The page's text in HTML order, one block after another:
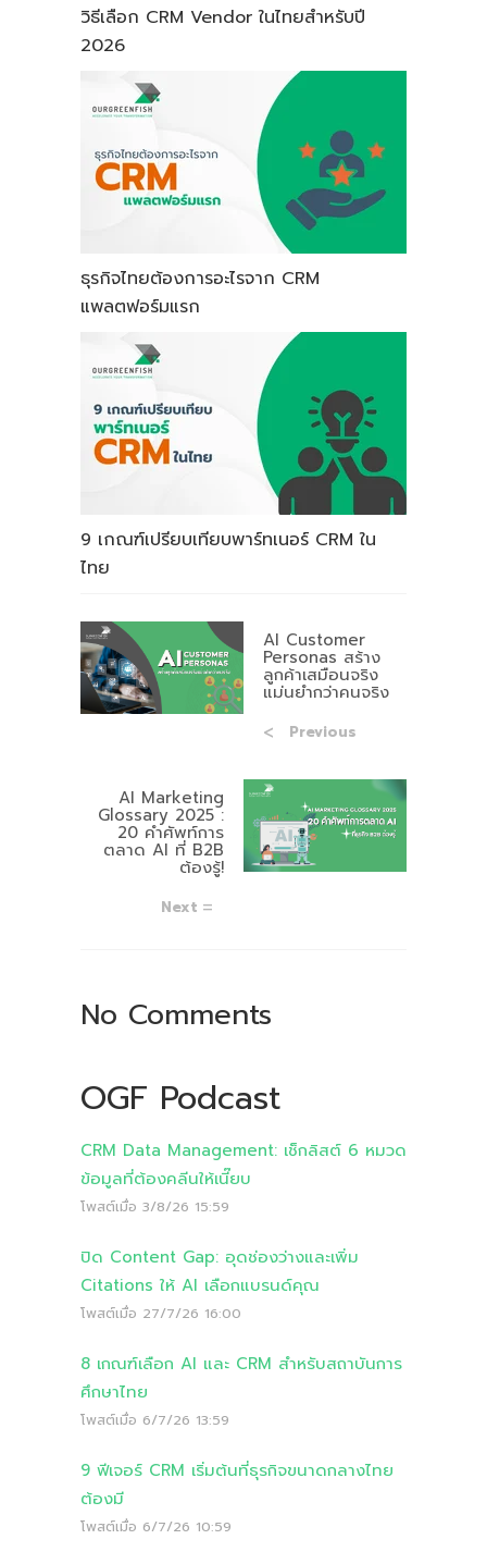
วิธีเลือก CRM Vendor ในไทยสำหรับปี
2026
ธุรกิจไทยต้องการอะไรจาก CRM
แพลตฟอร์มแรก
9 เกณฑ์เปรียบเทียบพาร์ทเนอร์ CRM ใน
ไทย
AI Customer
Personas สร้าง
ลูกค้าเสมือนจริง
แม่นยำกว่าคนจริง
Previous
AI Marketing
Glossary 2025 :
20 คำศัพท์การ
ตลาด AI ที่ B2B
ต้องรู้!
Next
No Comments
OGF Podcast
CRM Data Management: เช็กลิสต์ 6 หมวด
ข้อมูลที่ต้องคลีนให้เนี๊ยบ
โพสต์เมื่อ 3/8/26 15:59
ปิด Content Gap: อุดช่องว่างและเพิ่ม
Citations ให้ AI เลือกแบรนด์คุณ
โพสต์เมื่อ 27/7/26 16:00
8 เกณฑ์เลือก AI และ CRM สำหรับสถาบันการ
ศึกษาไทย
โพสต์เมื่อ 6/7/26 13:59
9 ฟีเจอร์ CRM เริ่มต้นที่ธุรกิจขนาดกลางไทย
ต้องมี
โพสต์เมื่อ 6/7/26 10:59